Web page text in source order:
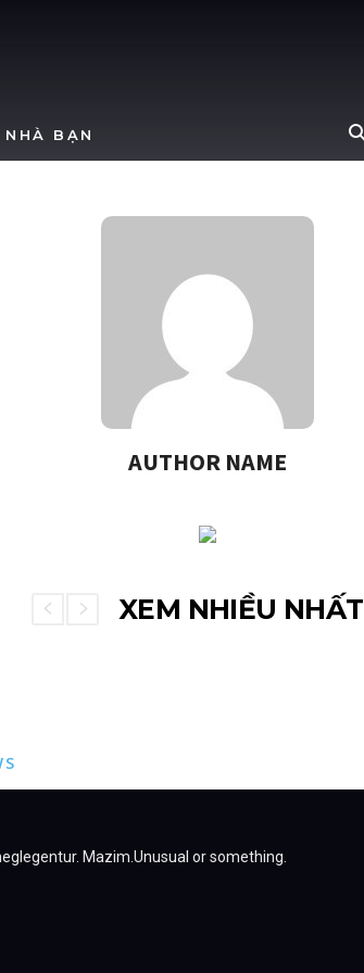
NHÀ BẠN
AUTHOR NAME
XEM NHIỀU NHẤT
Mazim.Unusual or something.